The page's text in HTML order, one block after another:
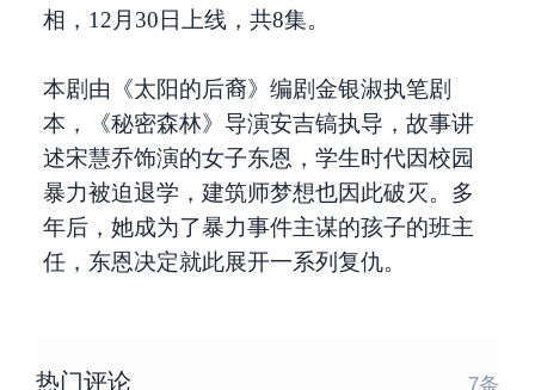
相，12月30日上线，共8集。
本剧由《太阳的后裔》编剧金银淑执笔剧
本，《秘密森林》导演安吉镐执导，故事讲
述宋慧乔饰演的女子东恩，学生时代因校园
暴力被迫退学，建筑师梦想也因此破灭。多
年后，她成为了暴力事件主谋的孩子的班主
任，东恩决定就此展开一系列复仇。
热门评论 7条